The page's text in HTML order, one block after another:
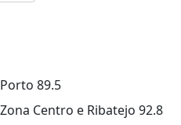
Porto 89.5
Zona Centro e Ribatejo 92.8